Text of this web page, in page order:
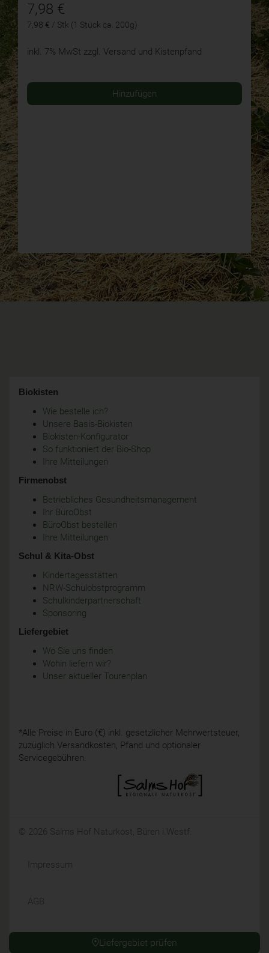
7,98 €
7,98 € / Stk (1 Stück ca. 200g)
inkl. 7% MwSt zzgl. Versand und Kistenpfand
Hinzufügen
Liefergebiet prüfen
Biokisten
Wie bestelle ich?
Unsere Basis-Biokisten
Biokisten-Konfigurator
So funktioniert der Bio-Shop
Ihre Mitteilungen
Firmenobst
Betriebliches Gesundheitsmanagement
Ihr BüroObst
BüroObst bestellen
Ihre Mitteilungen
Schul & Kita-Obst
Kindertagesstätten
NRW-Schulobstprogramm
Schulkinderpartnerschaft
Sponsoring
Liefergebiet
Wo Sie uns finden
Wohin liefern wir?
Unser aktueller Tourenplan
*Alle Preise in Euro (€) inkl. gesetzlicher Mehrwertsteuer,
zuzüglich Versandkosten, Pfand und optionaler
Servicegebühren.
© 2026 Salms Hof Naturkost, Büren i.Westf.
Impressum
AGB